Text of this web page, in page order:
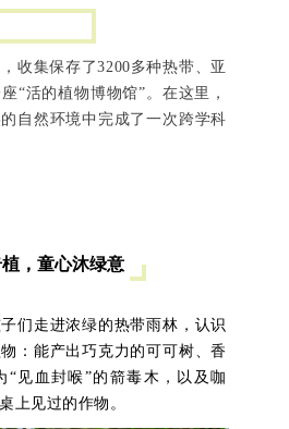
收集保存了3200多种热带、亚
“活的植物博物馆”。在这里，
自然环境中完成了一次跨学科
，童心沐绿意
们走进浓绿的热带雨林，认识
：能产出巧克力的可可树、香
“见血封喉”的箭毒木，以及咖
上见过的作物。